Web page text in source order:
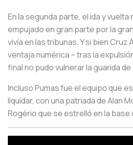
En la segunda parte, el ida y vuelta
empujado en gran parte por la
vivía en las tribunas. Y si bien Cruz
ventaja numérica – tras la
final no pudo vulnerar la guarida
Incluso Pumas fue el equipo que
liquidar, con una patriada de Alan
Rogério que se estrelló en la base